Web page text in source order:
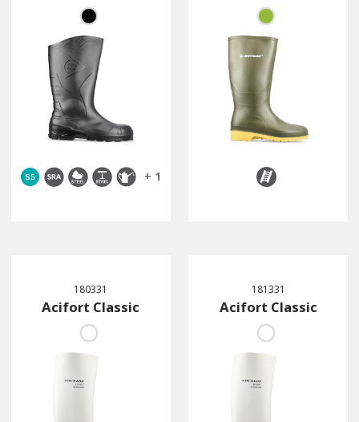
+ 1
180331
Acifort Classic
181331
Acifort Classic